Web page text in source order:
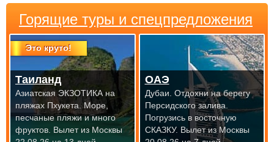
Горящие туры и спецпредложения
Это круто!
Таиланд
Азиатская ЭКЗОТИКА на
пляжах Пхукета. Море,
песчаные пляжи и много
фруктов. Вылет из Москвы
ОАЭ
Дубаи. Отдохни на берегу
Персидского залива.
Погрузись в восточную
СКАЗКУ. Вылет из Москвы